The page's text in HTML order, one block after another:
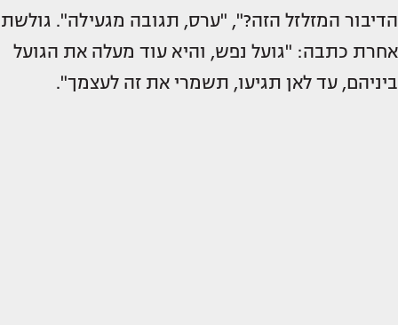
הדיבור המזלזל הזה?", "ערס, תגובה מגעילה". גולשת
אחרת כתבה: "גועל נפש, והיא עוד מעלה את הגועל
ביניהם, עד לאן תגיעו, תשמרי את זה לעצמך".